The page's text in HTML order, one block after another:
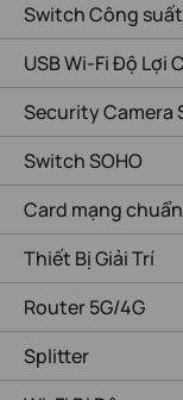
Switch Công
USB Wi-Fi Độ Lợi
Security Camera
Switch SOHO
Card mạng
Thiết Bị Giải Trí
Router 5G/4G
Splitter